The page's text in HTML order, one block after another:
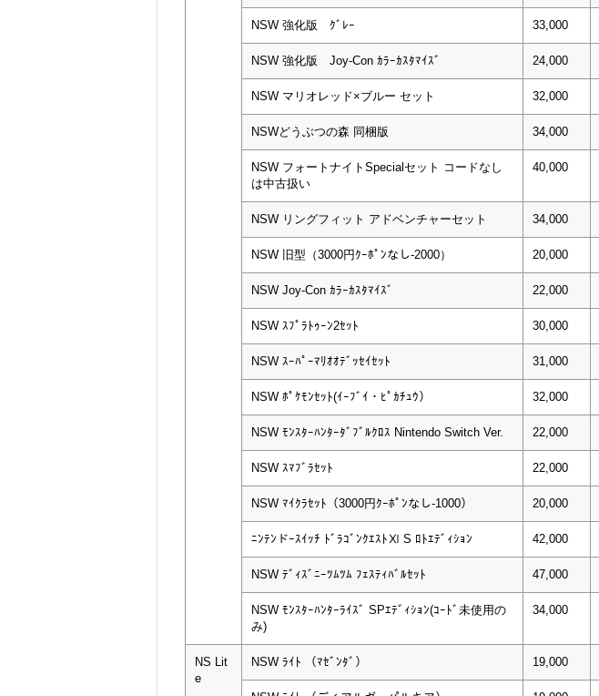
NSW 強化版 ｸﾞﾚｰ 33,000
NSW 強化版 Joy-Con ｶﾗｰｶｽﾀﾏｲｽﾞ 24,000
NSW マリオレッド×ブルー セット 32,000
NSWどうぶつの森 同梱版 34,000
NSW フォートナイトSpecialセット コードなし
は中古扱い
40,000
NSW リングフィット アドベンチャーセット 34,000
NSW 旧型（3000円ｸｰﾎﾟﾝなし-2000） 20,000
NSW Joy-Con ｶﾗｰｶｽﾀﾏｲｽﾞ 22,000
NSW ｽﾌﾟﾗﾄｩｰﾝ2ｾｯﾄ 30,000
NSW ｽｰﾊﾟｰﾏﾘｵｵﾃﾞｯｾｲｾｯﾄ 31,000
NSW ﾎﾟｹﾓﾝｾｯﾄ(ｲｰﾌﾞｲ・ﾋﾟｶﾁｭｳ） 32,000
NSW ﾓﾝｽﾀｰﾊﾝﾀｰﾀﾞﾌﾞﾙｸﾛｽ Nintendo Switch Ver. 22,000
NSW ｽﾏﾌﾞﾗｾｯﾄ 22,000
NSW ﾏｲｸﾗｾｯﾄ（3000円ｸｰﾎﾟﾝなし-1000） 20,000
ﾆﾝﾃﾝドｰｽｲｯﾁ ﾄﾞﾗｺﾞﾝｸｴｽﾄⅪ S ﾛﾄｴﾃﾞｨｼｮﾝ 42,000
NSW ﾃﾞｨｽﾞﾆｰﾂﾑﾂﾑ ﾌｪｽﾃｨﾊﾞﾙｾｯﾄ 47,000
NSW ﾓﾝｽﾀｰﾊﾝﾀｰﾗｲｽﾞ SPｴﾃﾞｨｼｮﾝ(ｺｰﾄﾞ未使用の
み)
34,000
NS Lit
e
NSW ﾗｲﾄ （ﾏｾﾞﾝﾀﾞ） 19,000